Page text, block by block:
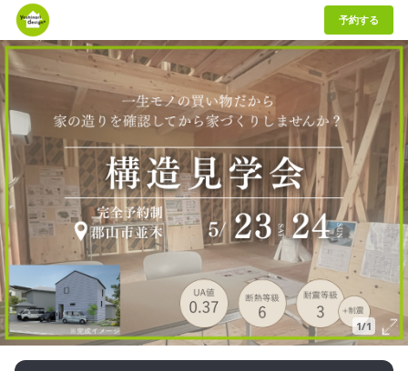
予約する
1/1